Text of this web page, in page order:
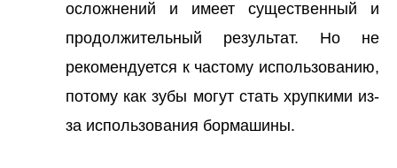
осложнений и имеет существенный и
продолжительный результат. Но не
рекомендуется к частому использованию,
потому как зубы могут стать хрупкими из-
за использования бормашины.